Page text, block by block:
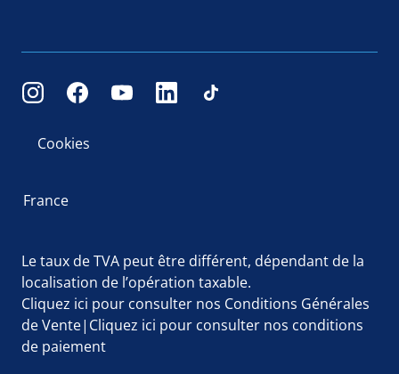
Cookies
France
Le taux de TVA peut être différent, dépendant de la
localisation de l’opération taxable.
Cliquez ici pour consulter nos Conditions Générales
de Vente| Cliquez ici pour consulter nos conditions
de paiement